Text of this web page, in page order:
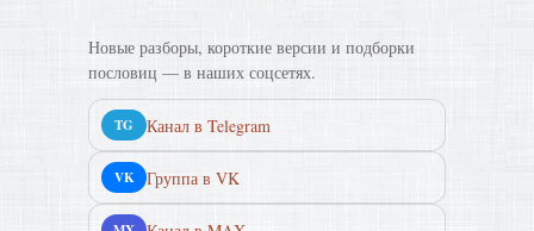
Новые разборы, короткие версии и подборки
пословиц — в наших соцсетях.
TG Канал в Telegram
VK Группа в VK